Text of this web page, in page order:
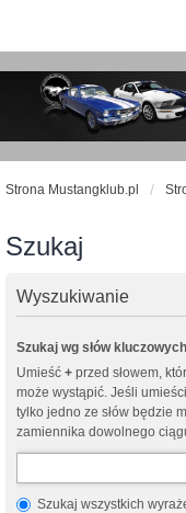
Strona Mustangklub.pl
Szukaj
Wyszukiwanie
Szukaj wg słów
Umieść + przed słowem,
może wystąpić. Jeśli
tylko jedno ze słów będzie
zamiennika dowolnego
Szukaj wszystkich